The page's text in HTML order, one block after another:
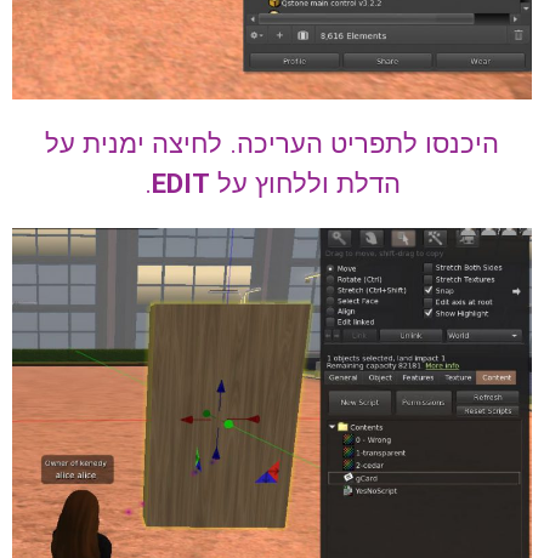
היכנסו לתפריט העריכה. לחיצה ימנית על
הדלת וללחוץ על EDIT
.